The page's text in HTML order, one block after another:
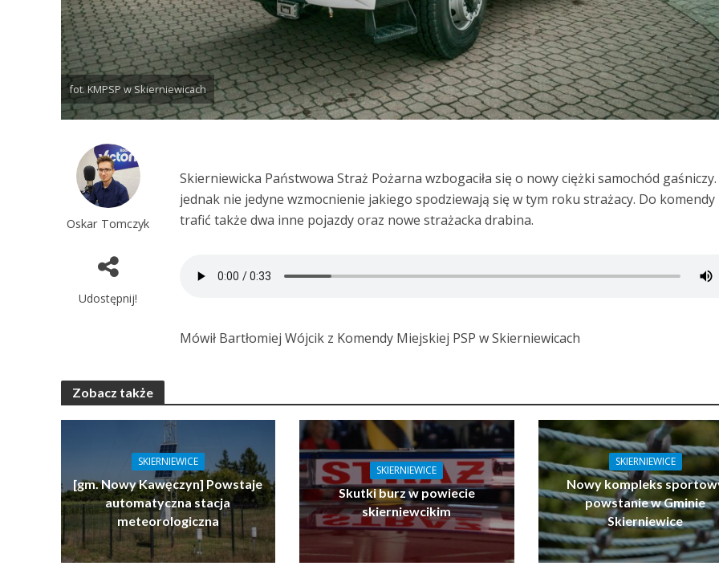
fot. KMPSP w Skierniewicach
Oskar Tomczyk
Udostępnij!
Skierniewicka Państwowa Straż Pożarna wzbogaciła się o nowy ciężki samochód
jednak nie jedyne wzmocnienie jakiego spodziewają się w tym roku strażacy. Do komendy
trafić także dwa inne pojazdy oraz nowe strażacka drabina.
Mówił Bartłomiej Wójcik z Komendy Miejskiej PSP w Skierniewicach
Zobacz także
SKIERNIEWICE
[gm. Nowy Kawęczyn] Powstaje
automatyczna stacja
meteorologiczna
SKIERNIEWICE
Skutki burz w powiecie
skierniewcikim
SKIERNIEWICE
Nowy kompleks
powstanie w Gminie
Skierniewice